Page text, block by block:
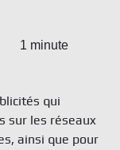
1 minute
qui
sur les réseaux
ainsi que pour